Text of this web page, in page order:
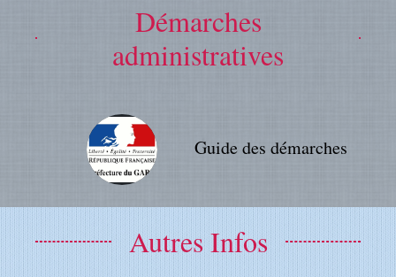
Démarches
administratives
Guide des démarches
Autres Infos